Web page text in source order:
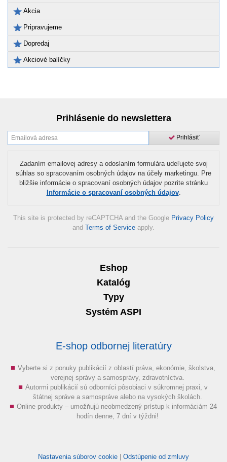
Akcia
Pripravujeme
Dopredaj
Akciové balíčky
Prihlásenie do newslettera
Prihlásiť
Zadaním emailovej adresy a odoslaním formulára udeľujete svoj
súhlas so spracovaním osobných údajov na účely marketingu. Pre
bližšie informácie o spracovaní osobných údajov pozrite stránku
Informácie o spracovaní osobných údajov.
This site is protected by reCAPTCHA and the Google Privacy Policy
and Terms of Service apply.
Eshop
Katalóg
Typy
Systém ASPI
E-shop odbornej literatúry
Vyberte si z ponuky publikácií z oblastí práva, ekonómie, školstva,
verejnej správy a samosprávy, zdravotníctva.
Autormi publikácií sú odborníci pôsobiaci v súkromnej praxi, v
štátnej správe a samospráve alebo na vysokých školách.
Online produkty – umožňujú neobmedzený prístup k informáciám 24
hodín denne, 7 dní v týždni!
Nastavenia súborov cookie | Odstúpenie od zmluvy